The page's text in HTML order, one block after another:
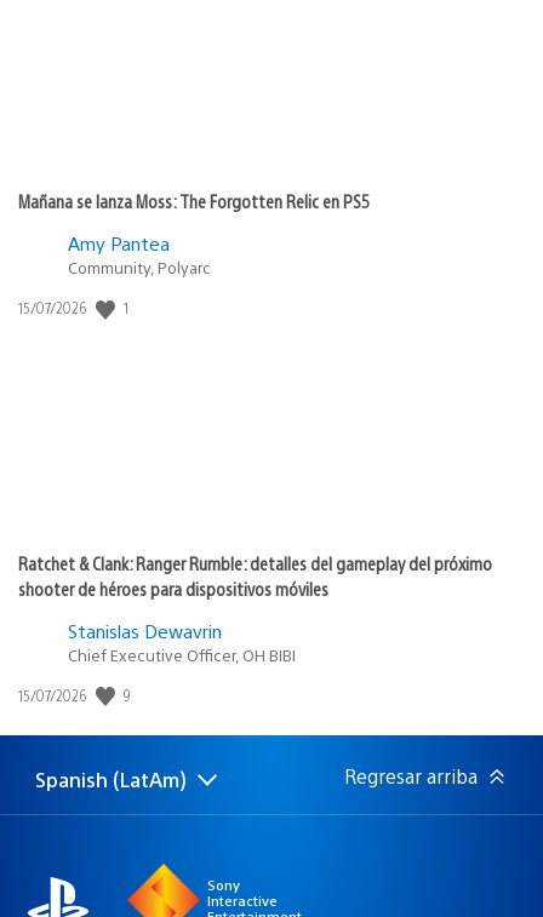
Mañana se lanza Moss: The Forgotten Relic en PS5
Amy Pantea
Community, Polyarc
Fecha
15/07/2026 1
Ratchet & Clank: Ranger Rumble: detalles del gameplay del próximo
shooter de héroes para dispositivos móviles
Stanislas Dewavrin
Chief Executive Officer, OH BIBI
Fecha
publicación:
15/07/2026 9
Elige
una
Región
actual:
Spanish (LatAm) Regresar arriba
Sony
Interactive